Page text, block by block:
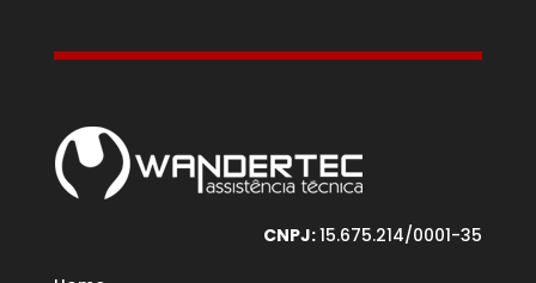
CNPJ:15.675.214/0001-35